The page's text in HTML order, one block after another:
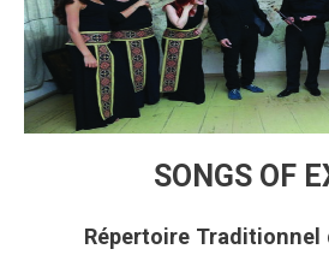
SONGS OF
Répertoire Traditionnel